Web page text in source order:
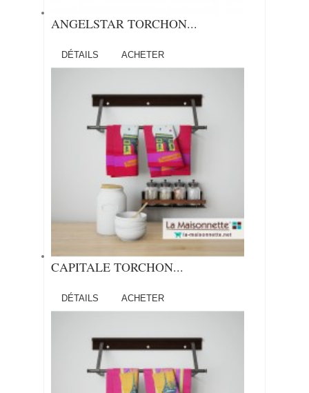
ANGELSTAR TORCHON...
DÉTAILS ACHETER
CAPITALE TORCHON...
DÉTAILS ACHETER